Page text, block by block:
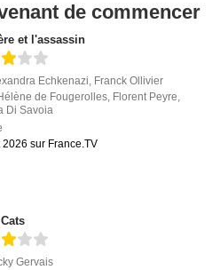
de commencer
et l'assassin
Echkenazi, Franck Ollivier
de Fougerolles, Florent Peyre,
Di Savoia
2026 sur France.TV
Gervais